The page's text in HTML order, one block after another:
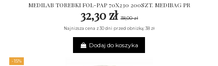
MEDILAB TOREBKI FOL-PAP 70X230 200SZT. MEDIBAG PR
32,30 zł38,00 zł
Najniższa cena z 30 dni przed obniżką: 38 zł
Dodaj do koszyka
-15%